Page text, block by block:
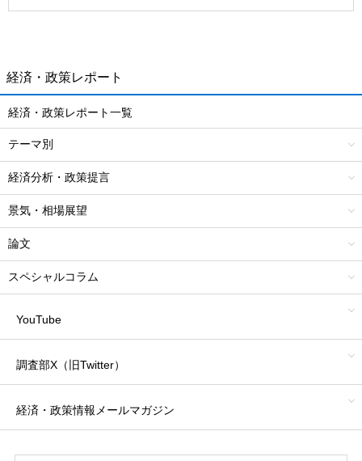
経済・政策レポート
経済・政策レポート一覧
テーマ別
経済分析・政策提言
景気・相場展望
論文
スペシャルコラム
YouTube
調査部X（旧Twitter）
経済・政策情報 メールマガジン